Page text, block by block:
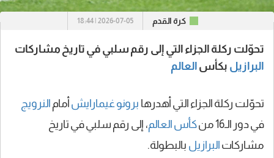
كرة القدم 2026-07-05 | 18:44
تحوّلت ركلة الجزاء التي إلى رقم سلبي في تاريخ مشاركات
البرازيل بكأس العالم
تحوّلت ركلة الجزاء التي أهدرها برونو غيمارايش أمام النرويج
في دور الـ16 من
كأس العالم، إلى رقم سلبي في تاريخ
مشاركات البرازيل بالبطولة.